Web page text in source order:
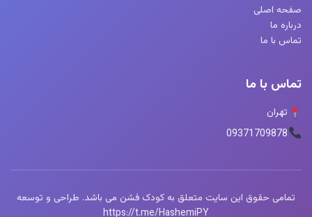
صفحه اصلی
درباره ما
تماس با ما
تماس با ما
تهران
09371709878
تمامی حقوق این سایت متعلق به کودک فشن می باشد. طراحی و توسعه
https://t.me/HashemiPY